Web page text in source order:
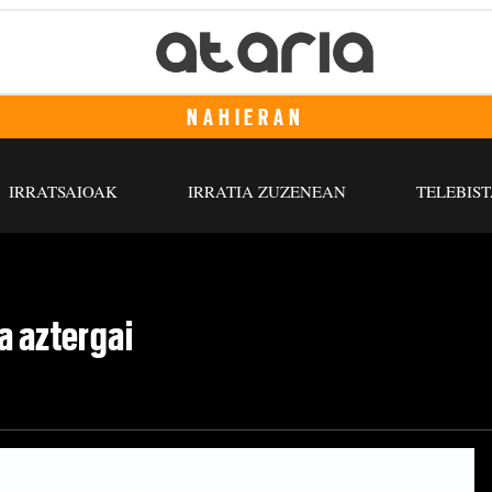
NAHIERAN
IRRATSAIOAK IRRATIA ZUZENEAN
aztergai